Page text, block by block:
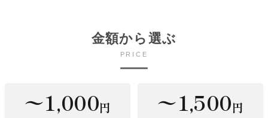
金額から選ぶ
PRICE
〜1,000円 〜1,500円